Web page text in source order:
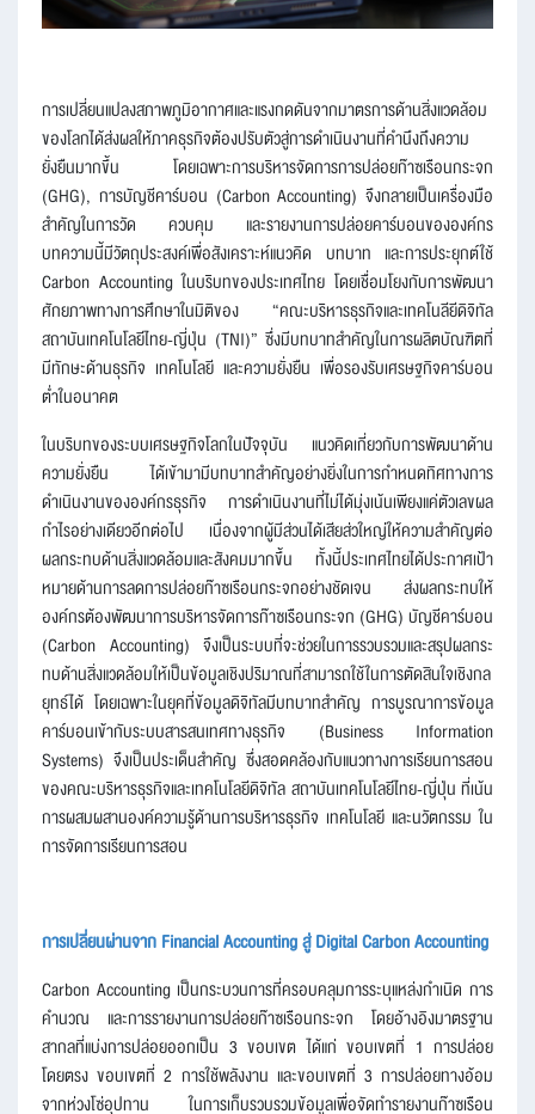
การเปลี่ยนแปลงสภาพภูมิอากาศและแรงกดดันจากมาตรการด้านสิ่งแวดล้อม
ของโลกได้ส่งผลให้ภาคธุรกิจต้องปรับตัวสู่การดำเนินงานที่คำนึงถึงความ
ยั่งยืนมากขึ้น โดยเฉพาะการบริหารจัดการการปล่อยก๊าซเรือนกระจก
(GHG), การบัญชีคาร์บอน (Carbon Accounting) จึงกลายเป็นเครื่องมือ
สำคัญในการวัด ควบคุม และรายงานการปล่อยคาร์บอนขององค์กร
บทความนี้มีวัตถุประสงค์เพื่อสังเคราะห์แนวคิด บทบาท และการประยุกต์ใช้
Carbon Accounting ในบริบทของประเทศไทย โดยเชื่อมโยงกับการพัฒนา
ศักยภาพทางการศึกษาในมิติของ “คณะบริหารธุรกิจและเทคโนลียีดิจิทัล
สถาบันเทคโนโลยีไทย-ญี่ปุ่น (TNI)” ซึ่งมีบทบาทสำคัญในการผลิตบัณฑิตที่
มีทักษะด้านธุรกิจ เทคโนโลยี และความยั่งยืน เพื่อรองรับเศรษฐกิจคาร์บอน
ต่ำในอนาคต
ในบริบทของระบบเศรษฐกิจโลกในปัจจุบัน แนวคิดเกี่ยวกับการพัฒนาด้าน
ความยั่งยืน ได้เข้ามามีบทบาทสำคัญอย่างยิ่งในการกำหนดทิศทางการ
ดำเนินงานขององค์กรธุรกิจ การดำเนินงานที่ไม่ได้มุ่งเน้นเพียงแค่ตัวเลขผล
กำไรอย่างเดียวอีกต่อไป เนื่องจากผู้มีส่วนได้เสียส่วใหญ่ให้ความสำคัญต่อ
ผลกระทบด้านสิ่งแวดล้อมและสังคมมากขึ้น ทั้งนี้ประเทศไทยได้ประกาศเป้า
หมายด้านการลดการปล่อยก๊าซเรือนกระจกอย่างชัดเจน ส่งผลกระทบให้
องค์กรต้องพัฒนาการบริหารจัดการก๊าซเรือนกระจก (GHG) บัญชีคาร์บอน
(Carbon Accounting) จึงเป็นระบบที่จะช่วยในการรวบรวมและสรุปผลกระ
ทบด้านสิ่งแวดล้อมให้เป็นข้อมูลเชิงปริมาณที่สามารถใช้ในการตัดสินใจเชิงกล
ยุทธ์ได้ โดยเฉพาะในยุคที่ข้อมูลดิจิทัลมีบทบาทสำคัญ การบูรณาการข้อมูล
คาร์บอนเข้ากับระบบสารสนเทศทางธุรกิจ (Business Information
Systems) จึงเป็นประเด็นสำคัญ ซึ่งสอดคล้องกับแนวทางการเรียนการสอน
ของคณะบริหารธุรกิจและเทคโนโลยีดิจิทัล สถาบันเทคโนโลยีไทย-ญี่ปุ่น ที่เน้น
การผสมผสานองค์ความรู้ด้านการบริหารธุรกิจ เทคโนโลยี และนวัตกรรม ใน
การจัดการเรียนการสอน
การเปลี่ยนผ่านจาก Financial Accounting สู่ Digital Carbon Accounting
Carbon Accounting เป็นกระบวนการที่ครอบคลุมการระบุแหล่งกำเนิด การ
คำนวณ และการรายงานการปล่อยก๊าซเรือนกระจก โดยอ้างอิงมาตรฐาน
สากลที่แบ่งการปล่อยออกเป็น 3 ขอบเขต ได้แก่ ขอบเขตที่ 1 การปล่อย
โดยตรง ขอบเขตที่ 2 การใช้พลังงาน และขอบเขตที่ 3 การปล่อยทางอ้อม
จากห่วงโซ่อุปทาน ในการเก็บรวบรวมข้อมูลเพื่อจัดทำรายงานก๊าซเรือน